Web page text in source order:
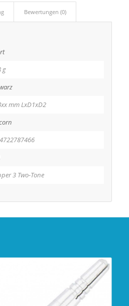
Bewertungen (0)
g
mm LxD1xD2
3 Two-Tone